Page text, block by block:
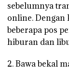
sebelumnya
online.
beberapa pos
hiburan dan
2. Bawa bekal